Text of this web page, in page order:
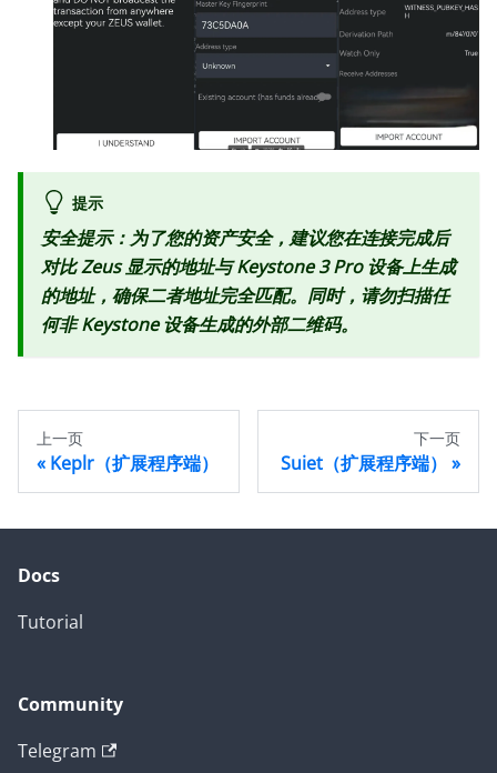
提示
安全提示：为了您的资产安全，建议您在连接完成后
对比 Zeus 显示的地址与 Keystone 3 Pro 设备上生成
的地址，确保二者地址完全匹配。同时，请勿扫描任
何非 Keystone 设备生成的外部二维码。
上一页
Keplr（扩展程序端）
下一页
Suiet（扩展程序端）
Docs
Tutorial
Community
Telegram